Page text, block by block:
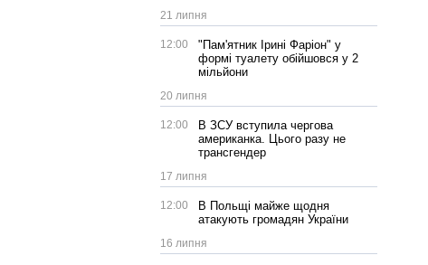
21 липня
12:00
"Пам'ятник Ірині Фаріон" у
формі туалету обійшовся у 2
мільйони
20 липня
12:00
В ЗСУ вступила чергова
американка. Цього разу не
трансгендер
17 липня
12:00
В Польщі майже щодня
атакують громадян України
16 липня